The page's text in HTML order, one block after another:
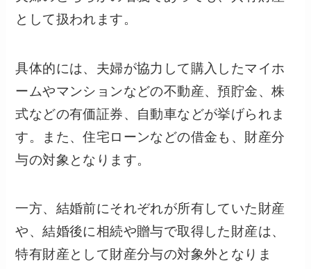
として扱われます。
具体的には、夫婦が協力して購入したマイホ
ームやマンションなどの不動産、預貯金、株
式などの有価証券、自動車などが挙げられま
す。また、住宅ローンなどの借金も、財産分
与の対象となります。
一方、結婚前にそれぞれが所有していた財産
や、結婚後に相続や贈与で取得した財産は、
特有財産として財産分与の対象外となりま